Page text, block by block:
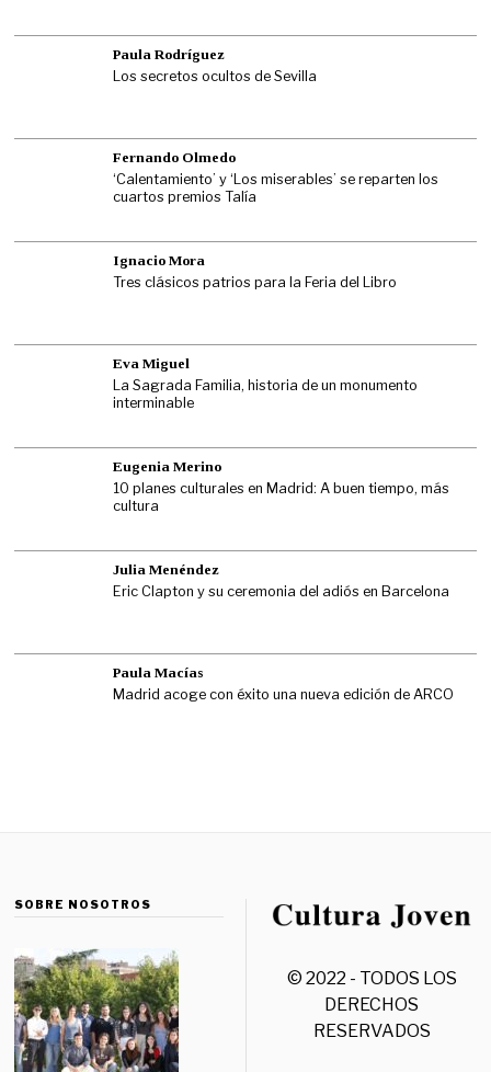
Paula Rodríguez
Los secretos ocultos de Sevilla
Fernando Olmedo
‘Calentamiento’ y ‘Los miserables’ se reparten los
cuartos premios Talía
Ignacio Mora
Tres clásicos patrios para la Feria del Libro
Eva Miguel
La Sagrada Familia, historia de un monumento
interminable
Eugenia Merino
10 planes culturales en Madrid: A buen tiempo, más
cultura
Julia Menéndez
Eric Clapton y su ceremonia del adiós en Barcelona
Paula Macías
Madrid acoge con éxito una nueva edición de ARCO
SOBRE NOSOTROS
© 2022 - TODOS LOS
DERECHOS
RESERVADOS